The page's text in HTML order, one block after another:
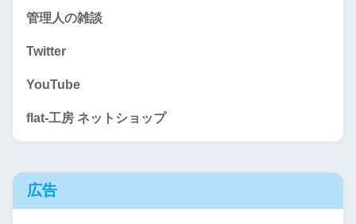
管理人の雑談
Twitter
YouTube
flat-工房 ネットショップ
広告